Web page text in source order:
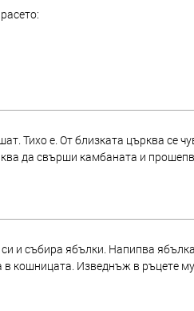
Тихо е. От близката църква се
да свърши камбаната и
и събира ябълки. Напипва
кошницата. Изведнъж в ръцете